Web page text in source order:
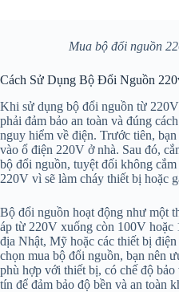
Mua bộ đổi nguồn
Cách Sử Dụng Bộ Đổi Nguồn
Khi sử dụng bộ đổi nguồn từ
phải đảm bảo an toàn và đúng
nguy hiểm về điện. Trước tiên,
vào ổ điện 220V ở nhà. Sau đó,
bộ đổi nguồn, tuyệt đối không
220V vì sẽ làm cháy thiết bị hoặc
Bộ đổi nguồn hoạt động như một
áp từ 220V xuống còn 100V hoặc
địa Nhật, Mỹ hoặc các thiết bị
chọn mua bộ đổi nguồn, bạn nên
phù hợp với thiết bị, có chế độ
tín để đảm bảo độ bền và an toàn